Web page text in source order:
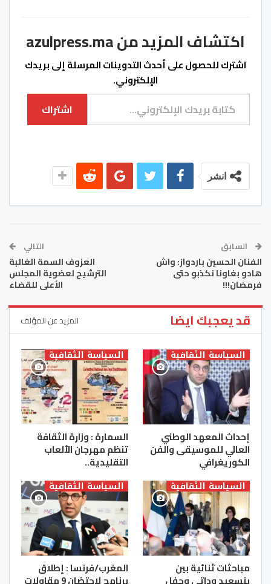
اكتشاف المزيد من azulpress.ma
اشترك للحصول على أحدث التدوينات المرسلة إلى بريدك
الإلكتروني.
كتابة بريدك الإلكتروني...
اشتراك
انشر
السابق
الفنان الحسين باردواز: واش
هادو بغاونا نكذبو حتى
فرمضان!!!
التالي
العزوف السمة الغالبة
الترشيح لعضوية المجلس
الأعلى للقضاء
قد يعجبك ايضا المزيد عن المؤلف
السياسة الثقافية
إحداث المعهد الوطني
العالي للموسيقى والفن
الكوريغرافي
السياسة الثقافية
السمارة : وزارة الثقافة
تنظم مهرجان الألعاب
التقليدية..
السياسة الثقافية
مباحثات ثنائية بين
السياسة الثقافية
المغرب/فرنسا : إطلاق